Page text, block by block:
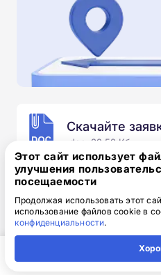
Скачайте
.doc, 32.52 Кб
Скачайте шаблон,
электронной почте
Обязательно укажите
Наш специалист
детали.
Этот сайт использует
улучшения
посещаемости
Продолжая использовать этот
использование файлов cookie в
конфиденциальности.